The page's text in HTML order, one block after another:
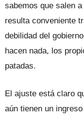
sabemos que salen
resulta conveniente
debilidad del
hacen nada, los
patadas.
El ajuste está claro
aún tienen un